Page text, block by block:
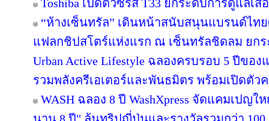
Toshiba เปิดตัวซีรีส์ T33 ยกระดับการดูแลเ
“ห้างเซ็นทรัล” เดินหน้าสนับสนุนแบรนด์ไทย
แฟลกชิปสโตร์แห่งแรก ณ เซ็นทรัลชิดลม ยก
Urban Active Lifestyle ฉลองครบรอบ 5 ปีของ
รวมพลังครีเอเตอร์และพันธมิตร พร้อมเปิดตัว
WASH ฉลอง 8 ปี WashXpress จัดแคมเปญ